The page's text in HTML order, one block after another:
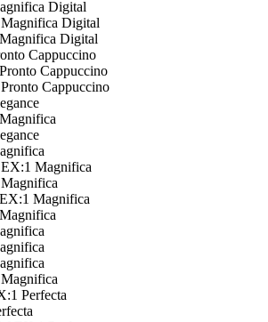
Digital
Digital
Digital
Cappuccino
Cappuccino
Cappuccino
Magnifica
Magnifica
Perfecta